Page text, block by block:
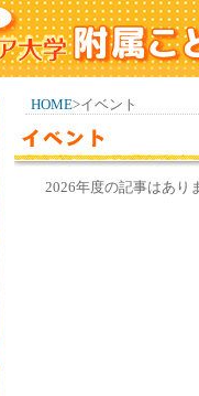
HOME>イベント
2026年度の記事はあり